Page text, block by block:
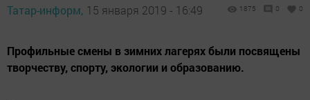
Татар-информ, 15 января 2019 - 16:49 1875 0 0
Профильные смены в зимних лагерях были посвящены
творчеству, спорту, экологии и образованию.